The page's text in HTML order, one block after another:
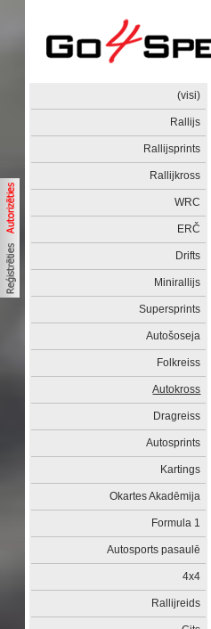
(visi)
Rallijs
Rallijsprints
Rallijkross
WRC
ERČ
Drifts
Minirallijs
Supersprints
Autošoseja
Folkreiss
Autokross
Dragreiss
Autosprints
Kartings
Okartes Akadēmija
Formula 1
Autosports pasaulē
4x4
Rallijreids